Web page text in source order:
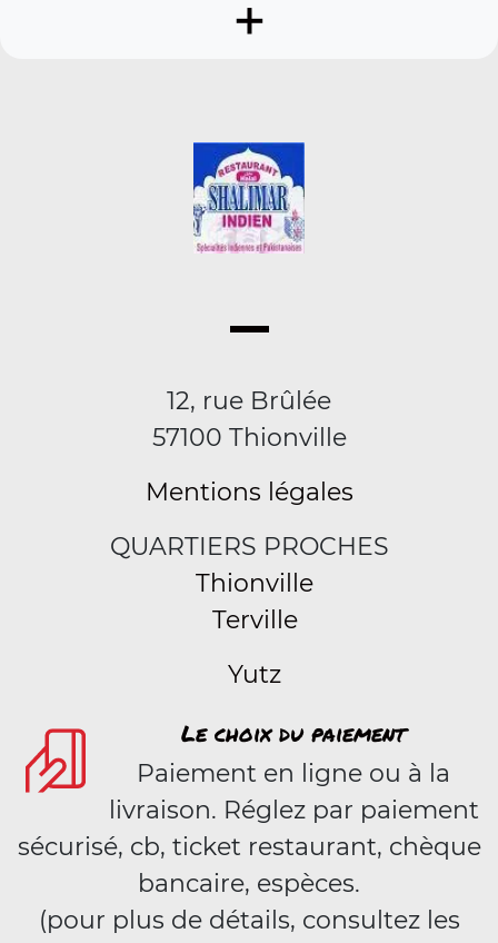
+
12, rue Brûlée
57100 Thionville
Mentions légales
QUARTIERS PROCHES
Thionville
Terville
Yutz
Le choix du paiement
Paiement en ligne ou à la
livraison. Réglez par paiement
sécurisé, cb, ticket restaurant, chèque
bancaire, espèces.
(pour plus de détails, consultez les